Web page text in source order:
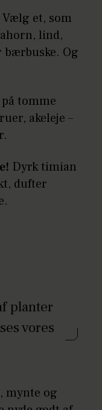
Vælg et, som
lind,
bærbuske. Og
på tomme
akeleje –
Dyrk timian
dufter
planter
vores
er
mynte og